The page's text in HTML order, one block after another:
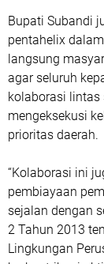
Bupati Subandi
pentahelix
langsung
agar seluruh
kolaborasi lintas
mengeksekusi
prioritas daerah.
“Kolaborasi ini
pembiayaan
sejalan dengan
2 Tahun 2013
Lingkungan